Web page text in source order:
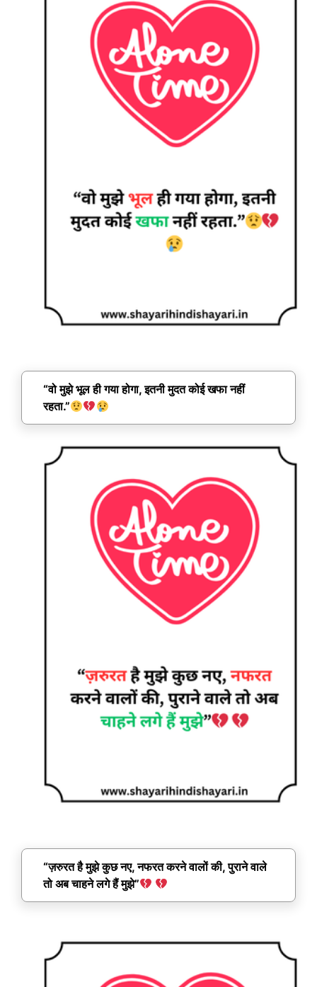
“वो मुझे भूल ही गया होगा, इतनी मुदत कोई खफा नहीं
रहता.”
“ज़रुरत है मुझे कुछ नए, नफरत करने वालों की, पुराने वाले
तो अब चाहने लगे हैं मुझे”